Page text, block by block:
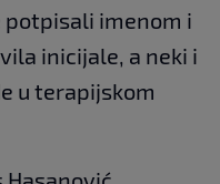
potpisali imenom i
inicijale, a neki i
u terapijskom